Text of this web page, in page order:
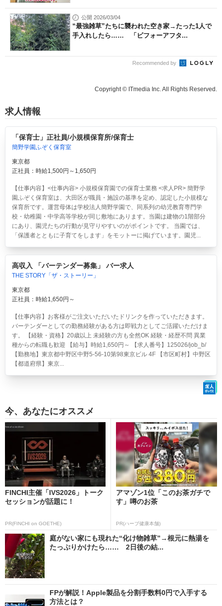
公開 2026/03/04
“最強雑草”たちに襲われた空き家→たった1人で
手入れしたら…… 「ビフォーアフタ...
Recommended by
Copyright © ITmedia Inc. All Rights Reserved.
求人情報
「保育士」正社員/小規模保育所/保育士
簡野学園ふぞく保育室
東京都
正社員：時給1,500円～1,650円
【仕事内容】<仕事内容> 小規模保育園での保育士業務 <求人PR> 簡野学
園ふぞく保育室は、大田区が職員・施設の基準を定め、認定した小規模な
保育所です。運営母体は学校法人簡野学園で、同系列の幼児教育専門学
校・幼稚園・中学高等学校が同じ敷地にあります。当園は建物の1階部分
にあり、園児たちの行動が見守りやすいのがポイントです。 当園では、
「保護者とともに子育てをします」をモットーに掲げています。園児...
高収入 「バーテンダー募集」 バー求人
THE STORY「ザ・ストーリー」
東京都
正社員：時給1,650円～
【仕事内容】お客様がご注文いただいたドリンクを作っていただきます。
バーテンダーとしての勤務経験がある方は即戦力としてご活躍いただけま
す。 【経験・資格】20歳以上 未経験の方も全然OK 経験・経歴不問 異業
種からの転職も歓迎 【給与】時給1,650円～ 【求人番号】125026/job_b/
【勤務地】東京都中野区中野5-56-10第98東京ビル 4F 【市区町村】中野区
【都道府県】東京...
今、あなたにオススメ
FINCHI主催「IVS2026」トーク
セッションが話題に！
PR(FINCHI on GOETHE)
アマゾン1位「このお茶ガチで
す」噂のお茶
PR(ハーブ健康本舗)
庭がない家にも現れた“化け物雑草”→根元に熱湯を
たっぷりかけたら…… 2日後の結...
FPが解説！Apple製品を分割手数料0円で入手する
方法とは？